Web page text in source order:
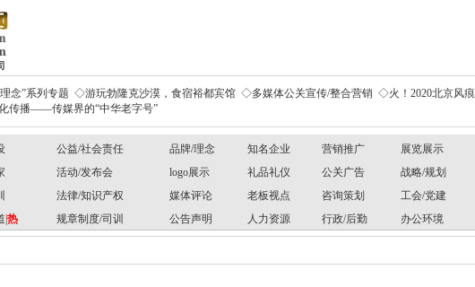
念”系列专题 ◇游玩勃隆克沙漠，食宿裕都宾馆 ◇多媒体公关宣传/整合营销 ◇火！2020北京风痕
传播——传媒界的“中华老字号”
公益/社会责任 品牌/理念 知名企业 营销推广 展览展示
活动/发布会 logo展示 礼品礼仪 公关广告 战略/规划
法律/知识产权 媒体评论 老板视点 咨询策划 工会/党建
| 热 规章制度/司训 公告声明 人力资源 行政/后勤 办公环境